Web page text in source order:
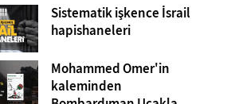
Sistematik işkence İsrail
hapishaneleri
Mohammed Omer'in
kaleminden